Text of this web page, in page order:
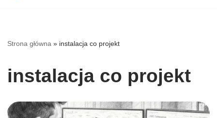
Strona główna » instalacja co projekt
instalacja co projekt